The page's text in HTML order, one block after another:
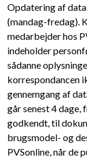
Opdatering af
(mandag-fredag).
medarbejder hos
indeholder
sådanne
korrespondancen
gennemgang af
går senest 4 dage,
godkendt, til
brugsmodel- og
PVSonline, når de